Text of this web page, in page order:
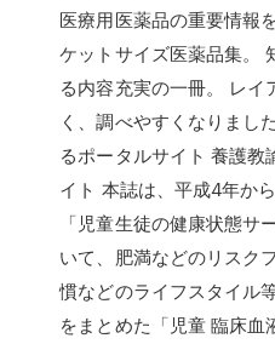
医療用医薬品の重要情報
ケットサイズ医薬品集。
る内容充実の一冊。 レイ
く、調べやすくなりまし
るポータルサイト 養護教
イト 本誌は、平成4年か
「児童生徒の健康状態サ
いて、肥満などのリスク
慣などのライフスタイル
をまとめた「児童 臨床